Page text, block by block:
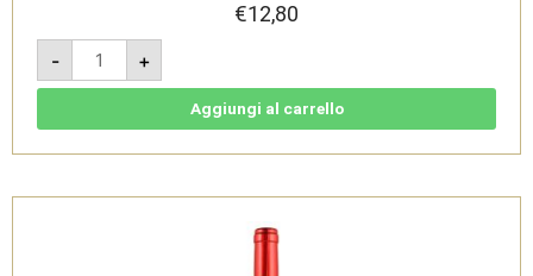
€12,80
-
Insula
2019
-
Monica
-
quantità
+
Aggiungi al carrello